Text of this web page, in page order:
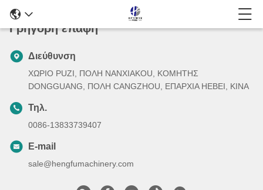
Γρήγορη επαφή
Διεύθυνση
ΧΩΡΙΟ PUZI, ΠΟΛΗ NANXIAKOU, ΚΟΜΗΤΗΣ
DONGGUANG, ΠΟΛΗ CANGZHOU, ΕΠΑΡΧΙΑ HEBEI, ΚΙΝΑ
Τηλ.
0086-13833739407
E-mail
sale@hengfumachinery.com